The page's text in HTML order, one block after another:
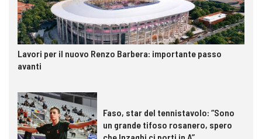
Lavori per il nuovo Renzo Barbera: importante passo
avanti
Faso, star del tennistavolo: “Sono
un grande tifoso rosanero, spero